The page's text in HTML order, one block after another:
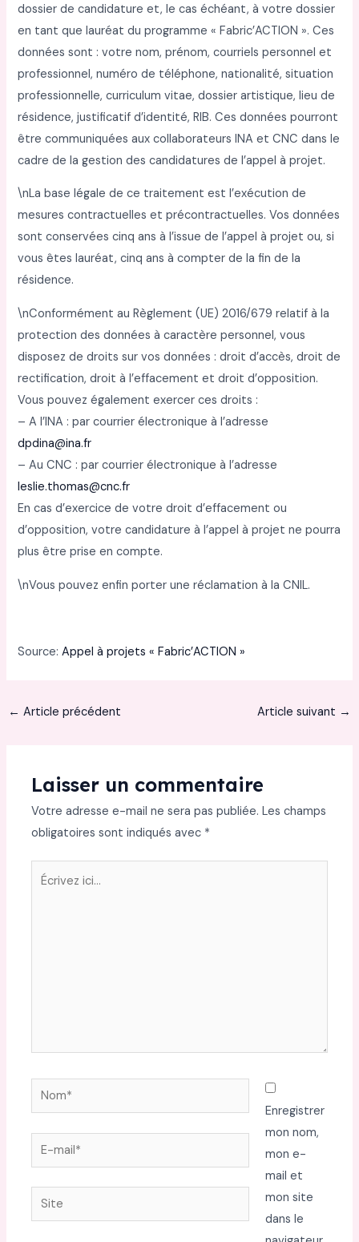
dossier de candidature et, le cas échéant, à votre dossier
en tant que lauréat du programme « Fabric’ACTION ». Ces
données sont : votre nom, prénom, courriels personnel et
professionnel, numéro de téléphone, nationalité, situation
professionnelle, curriculum vitae, dossier artistique, lieu de
résidence, justificatif d’identité, RIB. Ces données pourront
être communiquées aux collaborateurs INA et CNC dans le
cadre de la gestion des candidatures de l’appel à projet.
\nLa base légale de ce traitement est l’exécution de
mesures contractuelles et précontractuelles. Vos données
sont conservées cinq ans à l’issue de l’appel à projet ou, si
vous êtes lauréat, cinq ans à compter de la fin de la
résidence.
\nConformément au Règlement (UE) 2016/679 relatif à la
protection des données à caractère personnel, vous
disposez de droits sur vos données : droit d’accès, droit de
rectification, droit à l’effacement et droit d’opposition.
Vous pouvez également exercer ces droits :
– A l’INA : par courrier électronique à l’adresse
dpdina@ina.fr
– Au CNC : par courrier électronique à l’adresse
leslie.thomas@cnc.fr
En cas d’exercice de votre droit d’effacement ou
d’opposition, votre candidature à l’appel à projet ne pourra
plus être prise en compte.
\nVous pouvez enfin porter une réclamation à la CNIL.
Source:Appel à projets « Fabric’ACTION »
← Article précédent Article suivant →
Laisser un commentaire
Votre adresse e-mail ne sera pas publiée. Les champs
obligatoires sont indiqués avec *
Écrivez
Nom*
E-
mail*
Site
Enregistrer
mon nom,
mon e-
mail et
mon site
dans le